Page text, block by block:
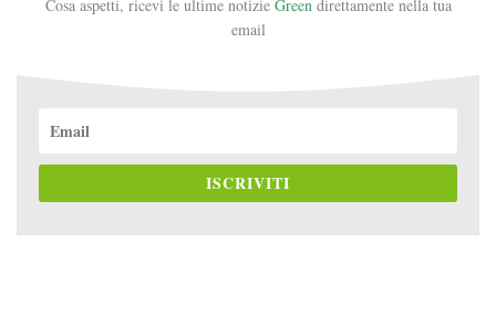
Cosa aspetti, ricevi le ultime notizie Greendirettamente nella tua
email
ISCRIVITI